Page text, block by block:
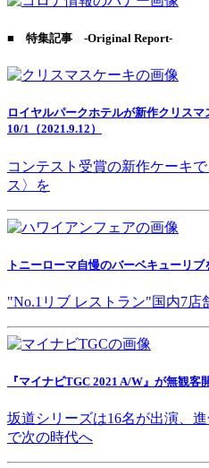
■ 特集記事 -Original Report-
ロイヤルパークホテルが新作クリス
10/1（2021.9.12）
コンテスト受賞の新作ケーキ
ス〉を
トニーローマ自慢のバーベキューリブ
"No.1リブ レストラン"国内7店
『マイナビTGC 2021 A/W』が無観客
坂道シリーズは16名が出演、
で次の時代へ